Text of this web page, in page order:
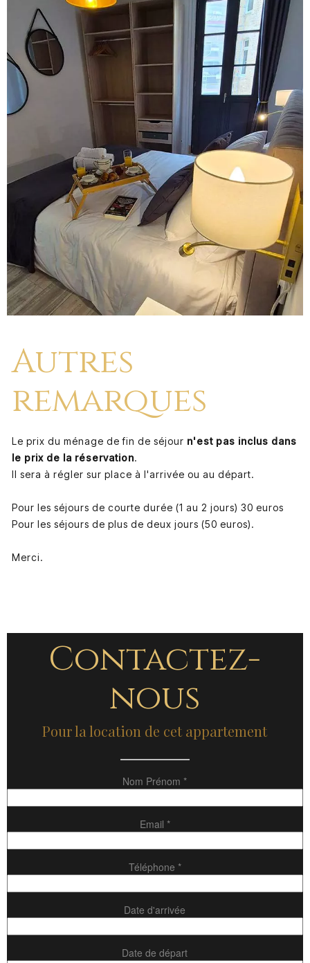
Autres
remarques
Le prix du ménage de fin de séjour n'est pas inclus dans
le prix de la réservation.
Il sera à régler sur place à l'arrivée ou au départ.
Pour les séjours de courte durée (1 au 2 jours) 30 euros
Pour les séjours de plus de deux jours (50 euros).
Merci.
Contactez-
nous
Pour la location de cet appartement
Nom Prénom *
Email *
Téléphone *
Date d'arrivée
Date de départ